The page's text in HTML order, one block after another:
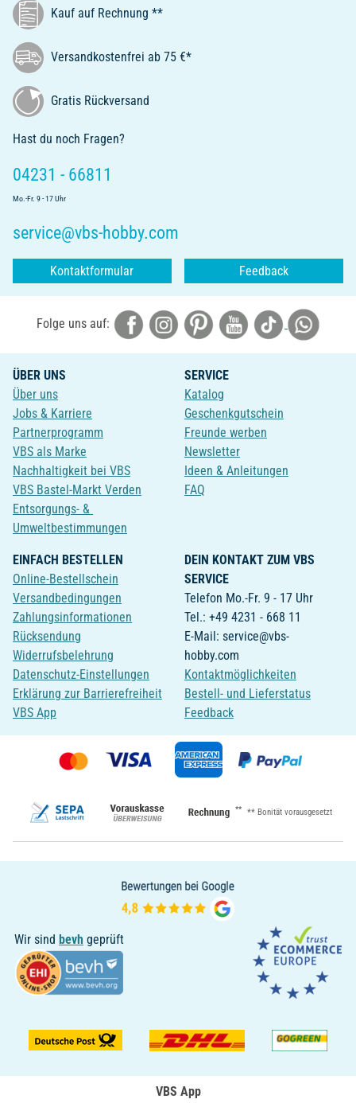
Kauf auf Rechnung **
Versandkostenfrei ab 75 €*
Gratis Rückversand
Hast du noch Fragen?
04231 - 66811
Mo.-Fr. 9 - 17 Uhr
service@vbs-hobby.com
Kontaktformular Feedback
Folge uns auf:
ÜBER UNS
Über uns
Jobs & Karriere
Partnerprogramm
VBS als Marke
Nachhaltigkeit bei VBS
VBS Bastel-Markt Verden
Entsorgungs- &
Umweltbestimmungen
SERVICE
Katalog
Geschenkgutschein
Freunde werben
Newsletter
Ideen & Anleitungen
FAQ
EINFACH BESTELLEN
Online-Bestellschein
Versandbedingungen
Zahlungsinformationen
Rücksendung
Widerrufsbelehrung
Datenschutz-Einstellungen
Erklärung zur Barrierefreiheit
VBS App
DEIN KONTAKT ZUM VBS
SERVICE
Telefon Mo.-Fr. 9 - 17 Uhr
Tel.: +49 4231 - 668 11
E-Mail: service@vbs-
hobby.com
Kontaktmöglichkeiten
Bestell- und Lieferstatus
Feedback
** ** Bonität vorausgesetzt
Wir sind bevh geprüft
VBS App